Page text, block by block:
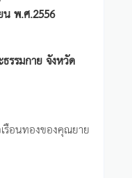
พ.ศ.2556
รรมกาย จังหวัด
อนทองของคุณยาย